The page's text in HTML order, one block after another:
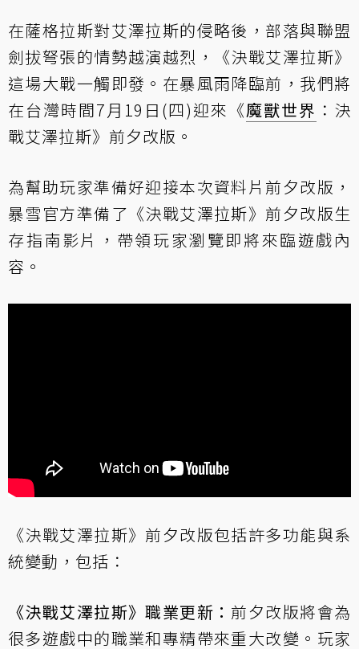
在薩格拉斯對艾澤拉斯的侵略後，部落與聯盟
劍拔弩張的情勢越演越烈，《決戰艾澤拉斯》
這場大戰一觸即發。在暴風雨降臨前，我們將
在台灣時間7月19日(四)迎來《魔獸世界 ：決
戰艾澤拉斯》前夕改版。
為幫助玩家準備好迎接本次資料片前夕改版，
暴雪官方準備了《決戰艾澤拉斯》前夕改版生
存指南影片，帶領玩家瀏覽即將來臨遊戲內
容。
《決戰艾澤拉斯》前夕改版包括許多功能與系
統變動，包括：
《決戰艾澤拉斯》職業更新： 前夕改版將會為
很多遊戲中的職業和專精帶來重大改變。玩家